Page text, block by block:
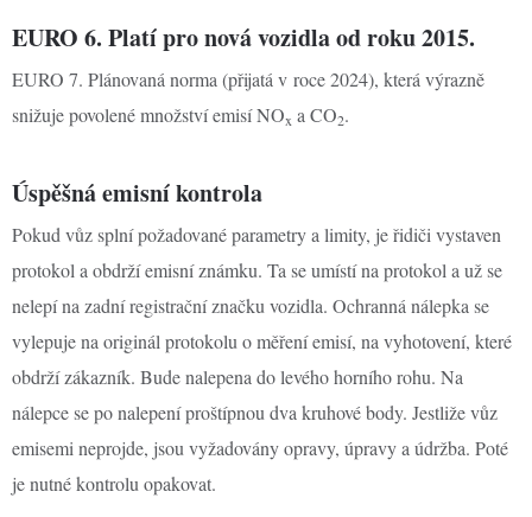
EURO 6. Platí pro nová vozidla od roku 2015.
EURO 7. Plánovaná norma (přijatá v roce 2024), která výrazně
snižuje povolené množství emisí NOx a CO2.
Úspěšná emisní kontrola
Pokud vůz splní požadované parametry a limity, je řidiči vystaven
protokol a obdrží emisní známku. Ta se umístí na protokol a už se
nelepí na zadní registrační značku vozidla. Ochranná nálepka se
vylepuje na originál protokolu o měření emisí, na vyhotovení, které
obdrží zákazník. Bude nalepena do levého horního rohu. Na
nálepce se po nalepení proštípnou dva kruhové body. Jestliže vůz
emisemi neprojde, jsou vyžadovány opravy, úpravy a údržba. Poté
je nutné kontrolu opakovat.